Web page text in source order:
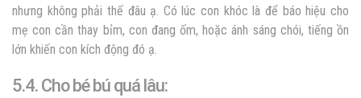
nhưng không phải thế đâu ạ. Có lúc con khóc là để báo hiệu cho
mẹ con cần thay bỉm, con đang ốm, hoặc ánh sáng chói, tiếng ồn
lớn khiến con kích động đó ạ.
5.4. Cho bé bú quá lâu: